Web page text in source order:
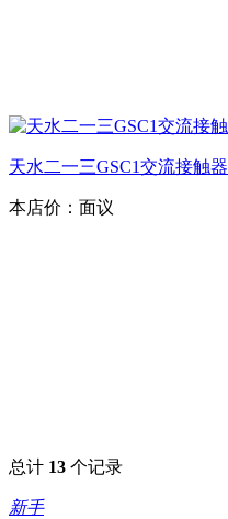
天水二一三GSC1交流接触器
本店价： 面议
总计 13 个记录
新手